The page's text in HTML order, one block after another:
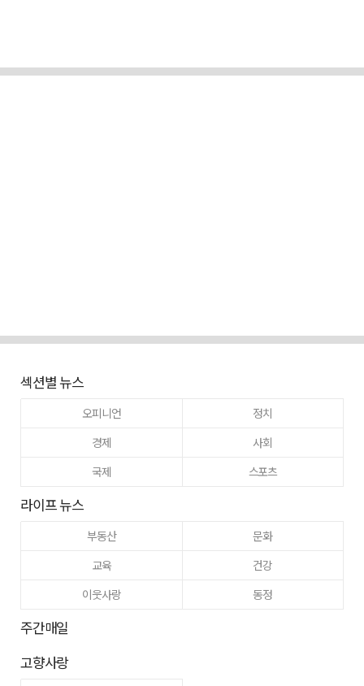
섹션별 뉴스
오피니언
정치
경제
사회
국제
스포츠
라이프 뉴스
부동산
문화
교육
건강
이웃사랑
동정
주간매일
고향사랑